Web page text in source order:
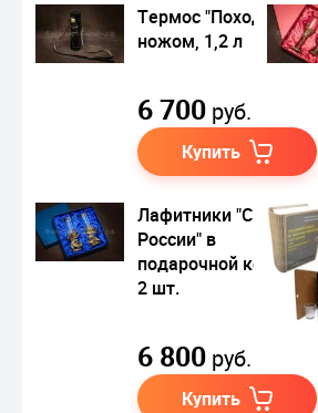
Термос "Походный" с
ножом, 1,2 л
6 700 руб.
Купить
Лафитники "Сила
России" в
подарочной коробке,
2 шт.
6 800 руб.
Купить